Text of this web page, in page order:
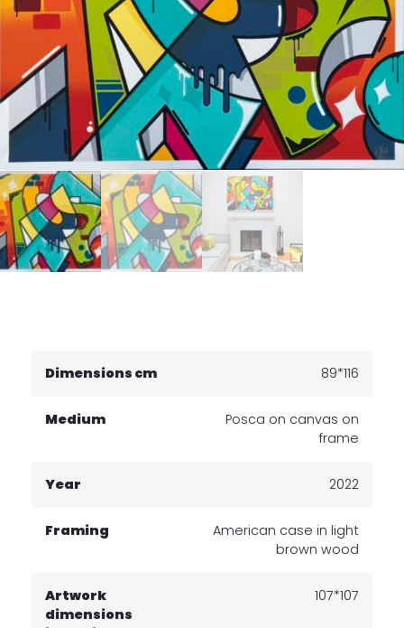
Dimensions cm 89*116
Medium
Posca on canvas on
frame
Year 2022
Framing
American case in light
brown wood
Artwork
dimensions
107*107